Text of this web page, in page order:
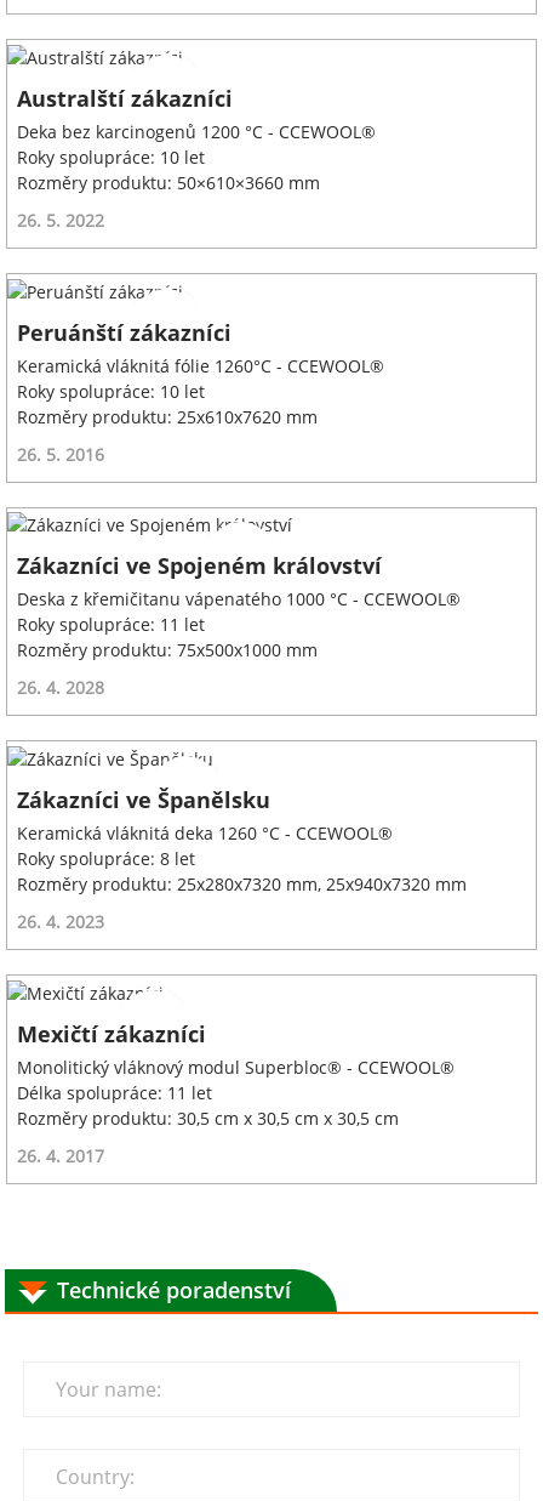
Australští zákazníci
Deka bez karcinogenů 1200 °C - CCEWOOL®
Roky spolupráce: 10 let
Rozměry produktu: 50×610×3660 mm
26. 5. 2022
Peruánští zákazníci
Keramická vláknitá fólie 1260°C - CCEWOOL®
Roky spolupráce: 10 let
Rozměry produktu: 25x610x7620 mm
26. 5. 2016
Zákazníci ve Spojeném království
Deska z křemičitanu vápenatého 1000 °C - CCEWOOL®
Roky spolupráce: 11 let
Rozměry produktu: 75x500x1000 mm
26. 4. 2028
Zákazníci ve Španělsku
Keramická vláknitá deka 1260 °C - CCEWOOL®
Roky spolupráce: 8 let
Rozměry produktu: 25x280x7320 mm, 25x940x7320 mm
26. 4. 2023
Mexičtí zákazníci
Monolitický vláknový modul Superbloc® - CCEWOOL®
Délka spolupráce: 11 let
Rozměry produktu: 30,5 cm x 30,5 cm x 30,5 cm
26. 4. 2017
Technické poradenství